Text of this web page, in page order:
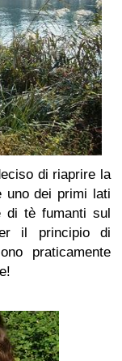
di riaprire la
uno dei primi lati
di tè fumanti sul
il principio di
praticamente